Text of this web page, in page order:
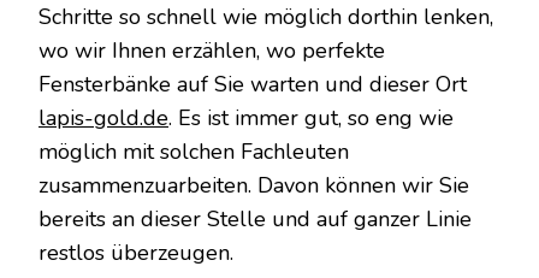
Schritte so schnell wie möglich dorthin lenken,
wo wir Ihnen erzählen, wo perfekte
Fensterbänke auf Sie warten und dieser Ort
lapis-gold.de. Es ist immer gut, so eng wie
möglich mit solchen Fachleuten
zusammenzuarbeiten. Davon können wir Sie
bereits an dieser Stelle und auf ganzer Linie
restlos überzeugen.